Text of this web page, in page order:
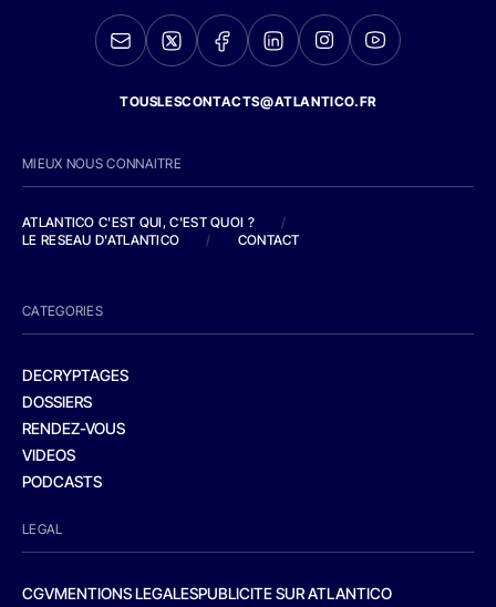
TOUSLESCONTACTS@ATLANTICO.FR
MIEUX NOUS CONNAITRE
ATLANTICO C'EST QUI, C'EST QUOI ?
/
LE RESEAU D'ATLANTICO
/ CONTACT
CATEGORIES
DECRYPTAGES
DOSSIERS
RENDEZ-VOUS
VIDEOS
PODCASTS
LEGAL
CGVMENTIONS LEGALESPUBLICITE SUR ATLANTICO